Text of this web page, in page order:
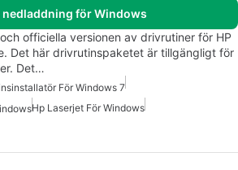
nedladdning för Windows
officiella versionen av drivrutiner för HP
Det här drivrutinspaketet är tillgängligt för
Det…
För Windows 7
Hp Laserjet För Windows